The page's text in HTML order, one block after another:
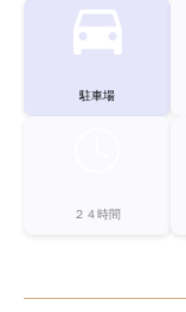
駐車場
２４時間